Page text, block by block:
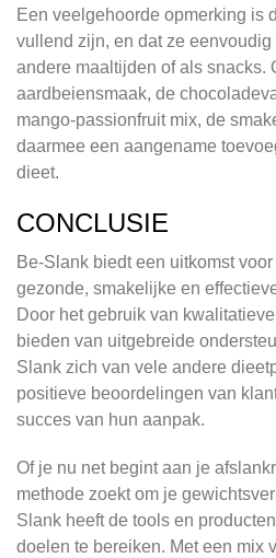
Een veelgehoorde opmerking is
vullend zijn, en dat ze
andere maaltijden of als snacks.
aardbeiensmaak, de
mango-passionfruit mix, de
daarmee een aangename
dieet.
CONCLUSIE
Be-Slank biedt een uitkomst
gezonde, smakelijke en
Door het gebruik van
bieden van uitgebreide
Slank zich van vele andere
positieve beoordelingen van
succes van hun aanpak.
Of je nu net begint aan je
methode zoekt om je
Slank heeft de tools en
doelen te bereiken. Met een mix